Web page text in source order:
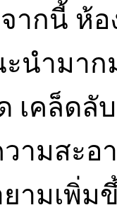
ากนี้ ห้อ
นำมา
เคล็ดลั
ามสะอ
ามเพิ่ม